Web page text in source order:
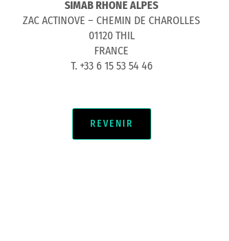
SIMAB RHONE ALPES
ZAC ACTINOVE – CHEMIN DE CHAROLLES
01120 THIL
FRANCE
T. +33 6 15 53 54 46
REVENIR